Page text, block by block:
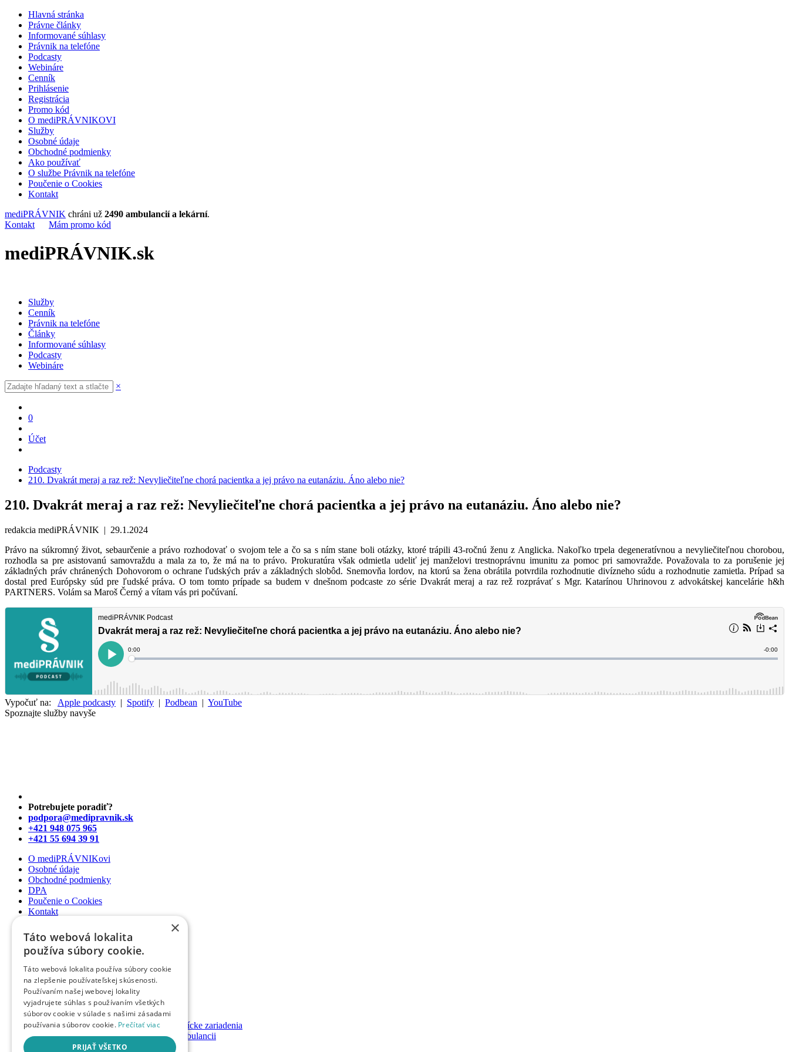
Hlavná stránka
Právne články
Informované súhlasy
Právnik na telefóne
Podcasty
Webináre
Cenník
Prihlásenie
Registrácia
Promo kód
O mediPRÁVNIKOVI
Služby
Osobné údaje
Obchodné podmienky
Ako používať
O službe Právnik na telefóne
Poučenie o Cookies
Kontakt
mediPRÁVNIK chráni už 2490 ambulancií a lekární.
Kontakt
Mám promo kód
mediPRÁVNIK.sk
Služby
Cenník
Právnik na telefóne
Články
Informované súhlasy
Podcasty
Webináre
×
0
Účet
Podcasty
210. Dvakrát meraj a raz rež: Nevyliečiteľne chorá pacientka a jej právo na eutanáziu. Áno alebo nie?
210. Dvakrát meraj a raz rež: Nevyliečiteľne chorá pacientka a jej právo na eutanáziu. Áno alebo nie?
redakcia mediPRÁVNIK | 29.1.2024
Právo na súkromný život, sebaurčenie a právo rozhodovať o svojom tele a čo sa s ním stane boli otázky, ktoré trápili 43-ročnú ženu z Anglicka. Nakoľko trpela degeneratívnou a nevyliečiteľnou chorobou,
rozhodla sa pre asistovanú samovraždu a mala za to, že má na to právo. Prokuratúra však odmietla udeliť jej manželovi trestnoprávnu imunitu za pomoc pri samovražde. Považovala to za porušenie jej
základných práv chránených Dohovorom o ochrane ľudských práv a základných slobôd. Snemovňa lordov, na ktorú sa žena obrátila potvrdila rozhodnutie divízneho súdu a rozhodnutie zamietla. Prípad sa
dostal pred Európsky súd pre ľudské práva. O tom tomto prípade sa budem v dnešnom podcaste zo série Dvakrát meraj a raz rež rozprávať s Mgr. Katarínou Uhrinovou z advokátskej kancelárie h&h
PARTNERS. Volám sa Maroš Černý a vítam vás pri počúvaní.
Vypočuť na: Apple podcasty | Spotify | Podbean | YouTube
Spoznajte služby navyše
Potrebujete poradiť?
podpora@medipravnik.sk
+421 948 075 965
+421 55 694 39 91
O mediPRÁVNIKovi
Osobné údaje
Obchodné podmienky
DPA
Poučenie o Cookies
Kontakt
Newsletter
Články
Podcasty
Informované súhlasy
Právny web pre ambulancie
Právnik na telefóne
GDPR ambulancie / lekárne
Systémy bezpečnosti pacienta pre zdravotnícke zariadenia
Nastavenie priamych platieb pacienta v ambulancii
Založenie / prevody ambulancií a lekární
×
Táto webová lokalita
používa súbory cookie.
Táto webová lokalita používa súbory cookie
na zlepšenie používateľskej skúsenosti.
Používaním našej webovej lokality
vyjadrujete súhlas s používaním všetkých
súborov cookie v súlade s našimi zásadami
používania súborov cookie. Prečítať viac
PRIJAŤ VŠETKO